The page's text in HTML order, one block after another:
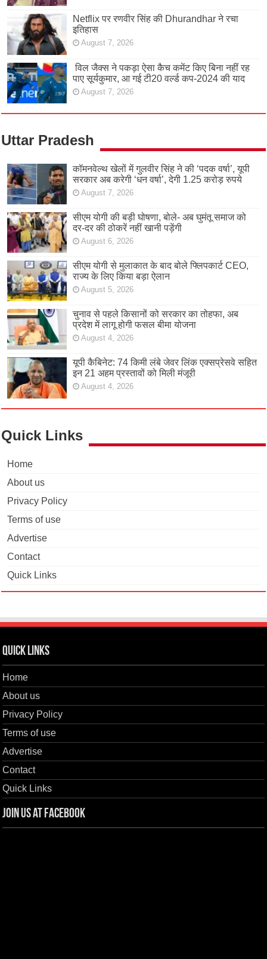
Netflix पर रणवीर सिंह की Dhurandhar ने रचा
इतिहास
August 7, 2026
विल जैक्स ने पकड़ा ऐसा कैच कमेंट किए बिना नहीं रह
पाए सूर्यकुमार, आ गई टी20 वर्ल्ड कप-2024 की याद
August 7, 2026
Uttar Pradesh
कॉमनवेल्थ खेलों में गुलवीर सिंह ने की ‘पदक वर्षा’, यूपी
सरकार अब करेगी ‘धन वर्षा’, देगी 1.25 करोड़ रुपये
August 7, 2026
सीएम योगी की बड़ी घोषणा, बोले- अब घुमंतू समाज को
दर-दर की ठोकरें नहीं खानी पड़ेंगी
August 6, 2026
सीएम योगी से मुलाकात के बाद बोले फ्लिपकार्ट CEO,
राज्य के लिए किया बड़ा ऐलान
August 5, 2026
चुनाव से पहले किसानों को सरकार का तोहफा, अब
प्रदेश में लागू होगी फसल बीमा योजना
August 4, 2026
यूपी कैबिनेट: 74 किमी लंबे जेवर लिंक एक्सप्रेसवे सहित
इन 21 अहम प्रस्तावों को मिली मंजूरी
August 4, 2026
Quick Links
Home
About us
Privacy Policy
Terms of use
Advertise
Contact
Quick Links
Quick Links
Home
About us
Privacy Policy
Terms of use
Advertise
Contact
Quick Links
Join us at Facebook